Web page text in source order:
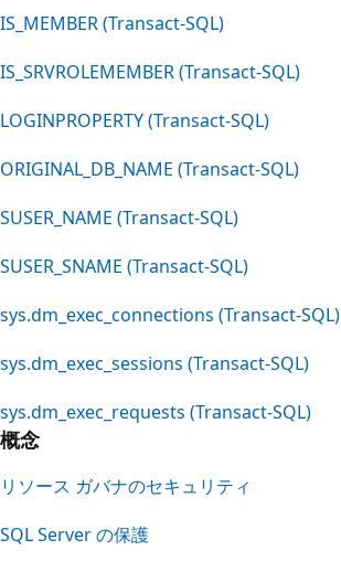
IS_MEMBER (Transact-SQL)
IS_SRVROLEMEMBER (Transact-SQL)
LOGINPROPERTY (Transact-SQL)
ORIGINAL_DB_NAME (Transact-SQL)
SUSER_NAME (Transact-SQL)
SUSER_SNAME (Transact-SQL)
sys.dm_exec_connections (Transact-SQL)
sys.dm_exec_sessions (Transact-SQL)
sys.dm_exec_requests (Transact-SQL)
概念
リソース ガバナのセキュリティ
SQL Server の保護